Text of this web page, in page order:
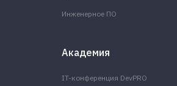
Инженерное ПО
Академия
IT-конференция DevPRO